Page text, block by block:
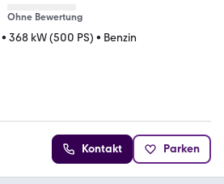
Ohne Bewertung
• 368 kW (500 PS) • Benzin
Kontakt Parken